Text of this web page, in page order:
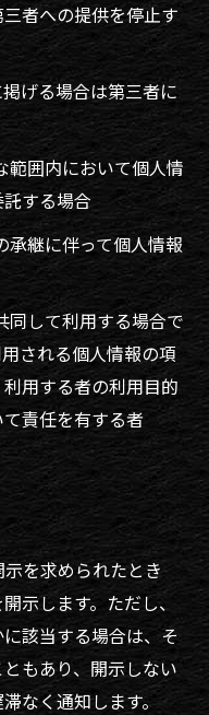
者への提供を停止す
げる場合は第三者に
範囲内において個人情
する場合
承継に伴って個人情報
同して利用する場合で
される個人情報の項
用する者の利用目的
責任を有する者
を求められたとき
示します。ただし、
該当する場合は、そ
もあり、開示しない
なく通知します。
ちら